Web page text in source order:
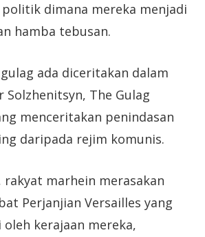
politik dimana mereka menjadi
hamba tebusan.
ada diceritakan dalam
Solzhenitsyn, The Gulag
menceritakan penindasan
daripada rejim komunis.
rakyat marhein merasakan
Perjanjian Versailles yang
kerajaan mereka,